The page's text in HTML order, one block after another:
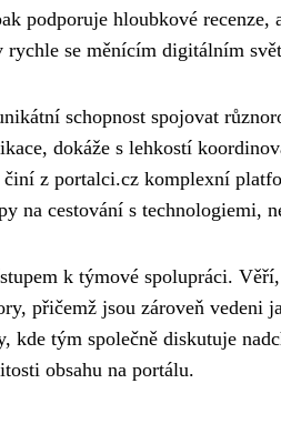
podporuje hloubkové
rychle se měnícím digitálním
schopnost spojovat
dokáže s lehkostí
z portalci.cz komplexní
na cestování s technologiemi,
k týmové spolupráci.
přičemž jsou zároveň vedeni
kde tým společně diskutuje
obsahu na portálu.